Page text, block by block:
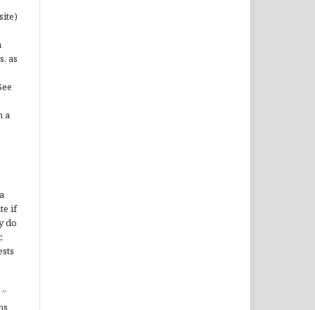
as
a
if
do
”